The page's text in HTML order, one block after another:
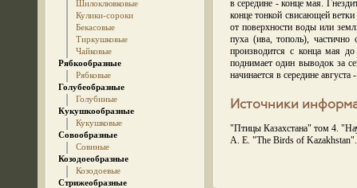
Шилоклювковые
Кулики-сороки
Бекасовые
Тиркушковые
Чайковые
Рябкообразные
Рябковые
Голубеобразные
Голубиные
Кукушкообразные
Кукушковые
Совообразные
Совиные
Козодоеобразные
Козодоевые
Стрижеобразные
в середине - конце мая.
конце тонкой свисающей
от поверхности воды или
пуха (ива, тополь),
производится с конца мая
поднимает один выводок за
начинается в середине
Источники
"Птицы Казахстана" том 4.
A. E. "The Birds of